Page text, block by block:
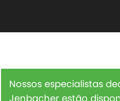
Nossos especialistas
Jenbacher estão